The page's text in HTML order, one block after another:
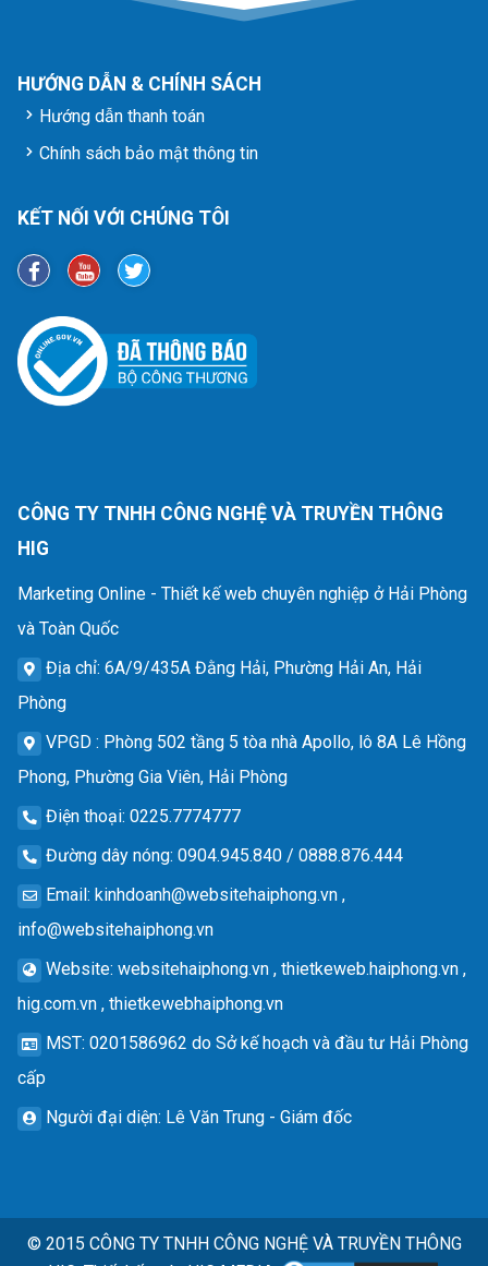
HƯỚNG DẪN & CHÍNH SÁCH
Hướng dẫn thanh toán
Chính sách bảo mật thông tin
KẾT NỐI VỚI CHÚNG TÔI
CÔNG TY TNHH CÔNG NGHỆ VÀ TRUYỀN THÔNG
HIG
Marketing Online - Thiết kế web chuyên nghiệp ở Hải Phòng
và Toàn Quốc
Địa chỉ: 6A/9/435A Đằng Hải, Phường Hải An, Hải
Phòng
VPGD : Phòng 502 tầng 5 tòa nhà Apollo, lô 8A Lê Hồng
Phong, Phường Gia Viên, Hải Phòng
Điện thoại: 0225.7774777
Đường dây nóng: 0904.945.840 / 0888.876.444
Email: kinhdoanh@websitehaiphong.vn ,
info@websitehaiphong.vn
Website: websitehaiphong.vn , thietkeweb.haiphong.vn ,
hig.com.vn , thietkewebhaiphong.vn
MST: 0201586962 do Sở kế hoạch và đầu tư Hải Phòng
cấp
Người đại diện: Lê Văn Trung - Giám đốc
© 2015 CÔNG TY TNHH CÔNG NGHỆ VÀ TRUYỀN THÔNG